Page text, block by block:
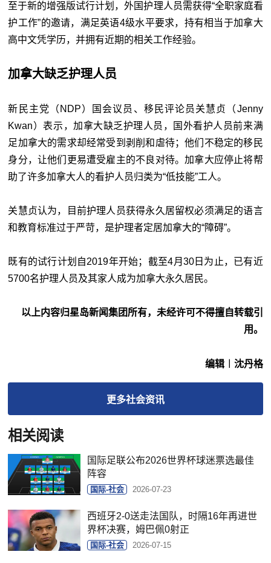
至于新的增强版试行计划，外国护理人员需获得“全职家庭看
护工作”的邀请，满足英语4级水平要求，持有相当于加拿大
高中文凭学历，并拥有近期的相关工作经验。
加拿大缺乏护理人员
新民主党（NDP）国会议员、移民评论员关慧贞（Jenny
Kwan）表示，加拿大缺乏护理人员，国外看护人员前来满
足加拿大的需求却经常受到剥削和虐待；他们不稳定的移民
身分，让他们更易遭受雇主的不良对待。加拿大应停止将帮
助了许多加拿大人的看护人员归类为“低技能”工人。
关慧贞认为，目前护理人员获得永久居留权必须满足的语言
和教育标准过于严苛，是护理者定居加拿大的“障碍”。
既有的试行计划自2019年开始；截至4月30日为止，已有近
5700名护理人员及其家人成为加拿大永久居民。
以上内容归星岛新闻集团所有，未经许可不得擅自转载引
用。
编辑︱沈丹格
更多社会资讯
相关阅读
国际足联公布2026世界杯球迷票选最佳
阵容
国际-社会 2026-07-23
西班牙2-0送走法国队，时隔16年再进世
界杯决赛，姆巴佩0射正
国际-社会 2026-07-15